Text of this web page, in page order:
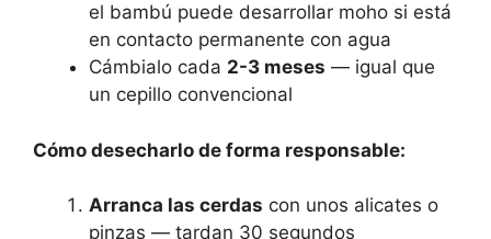
el bambú puede desarrollar moho si está
en contacto permanente con agua
Cámbialo cada 2-3 meses — igual que
un cepillo convencional
Cómo desecharlo de forma responsable:
Arranca las cerdas con unos alicates o
pinzas — tardan 30 segundos